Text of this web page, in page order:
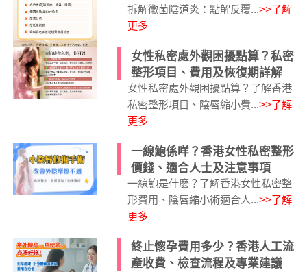
拆解黴菌陰道炎：點解反覆...>>了解
更多
女性私密處外觀困擾點算？私密
整形項目、費用及恢復期詳解
女性私密處外觀困擾點算？了解香港
私密整形項目、陰唇縮小費...>>了解
更多
一線鮑係咩？香港女性私密整形
價錢、適合人士及注意事項
一線鮑是什麼？了解香港女性私密整
形費用、陰唇縮小術適合人...>>了解
更多
終止懷孕費用多少？香港人工流
產收費、檢查流程及專業建議